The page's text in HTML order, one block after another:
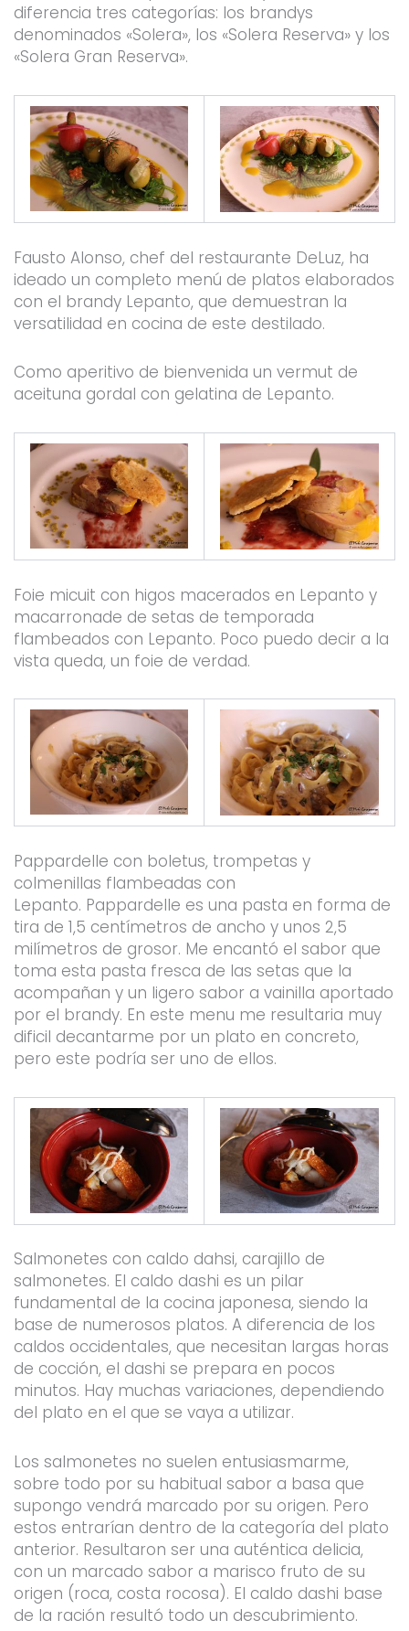
diferencia tres categorías: los brandys
denominados «Solera», los «Solera Reserva» y los
«Solera Gran Reserva».
Fausto Alonso, chef del restaurante DeLuz, ha
ideado un completo menú de platos elaborados
con el brandy Lepanto, que demuestran la
versatilidad en cocina de este destilado.
Como aperitivo de bienvenida un vermut de
aceituna gordal con gelatina de Lepanto.
Foie micuit con higos macerados en Lepanto y
macarronade de setas de temporada
flambeados con Lepanto. Poco puedo decir a la
vista queda, un foie de verdad.
Pappardelle con boletus, trompetas y
colmenillas flambeadas con
Lepanto. Pappardelle es una pasta en forma de
tira de 1,5 centímetros de ancho y unos 2,5
milímetros de grosor. Me encantó el sabor que
toma esta pasta fresca de las setas que la
acompañan y un ligero sabor a vainilla aportado
por el brandy. En este menu me resultaria muy
dificil decantarme por un plato en concreto,
pero este podría ser uno de ellos.
Salmonetes con caldo dahsi, carajillo de
salmonetes. El caldo dashi es un pilar
fundamental de la cocina japonesa, siendo la
base de numerosos platos. A diferencia de los
caldos occidentales, que necesitan largas horas
de cocción, el dashi se prepara en pocos
minutos. Hay muchas variaciones, dependiendo
del plato en el que se vaya a utilizar.
Los salmonetes no suelen entusiasmarme,
sobre todo por su habitual sabor a basa que
supongo vendrá marcado por su origen. Pero
estos entrarían dentro de la categoría del plato
anterior. Resultaron ser una auténtica delicia,
con un marcado sabor a marisco fruto de su
origen (roca, costa rocosa). El caldo dashi base
de la ración resultó todo un descubrimiento.